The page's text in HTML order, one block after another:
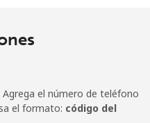
Agrega el número de teléfono
el formato: código del